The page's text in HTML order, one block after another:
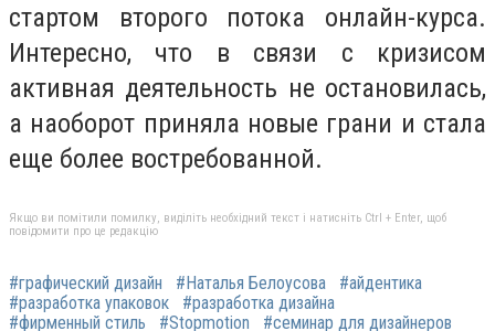
стартом второго потока онлайн-курса.
Интересно, что в связи с кризисом
активная деятельность не остановилась,
а наоборот приняла новые грани и стала
еще более востребованной.
Якщо ви помітили помилку, виділіть необхідний текст і натисніть Ctrl + Enter, щоб
повідомити про це редакцію
#графический дизайн #Наталья Белоусова
#айдентика
#разработка упаковок
#разработка дизайна
#фирменный стиль
#Stopmotion #семинар для дизайнеров